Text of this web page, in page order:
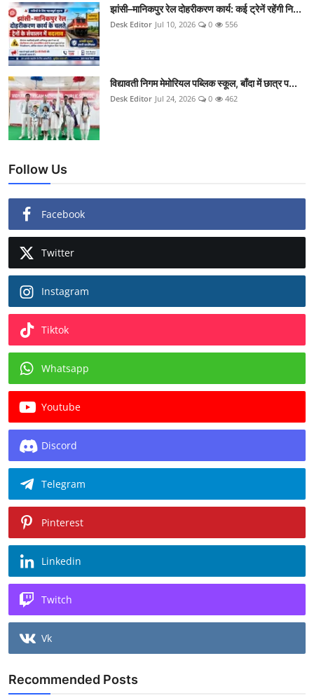
झांसी–मानिकपुर रेल दोहरीकरण कार्य: कई ट्रेनें रहेंगी नि...
Desk Editor Jul 10, 2026 0 556
विद्यावती निगम मेमोरियल पब्लिक स्कूल, बाँदा में छात्र प...
Desk Editor Jul 24, 2026 0 462
Follow Us
Facebook
Twitter
Instagram
Tiktok
Whatsapp
Youtube
Discord
Telegram
Pinterest
Linkedin
Twitch
Vk
Recommended Posts